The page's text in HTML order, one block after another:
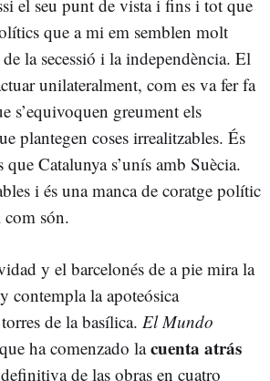
el seu punt de vista i fins i tot que
que a mi em semblen molt
la secessió i la independència. El
unilateralment, com es va fer fa
s’equivoquen greument els
plantegen coses irrealitzables. És
Catalunya s’unís amb Suècia.
i és una manca de coratge polític
com són.
y el barcelonés de a pie mira la
y contempla la apoteósica
de la basílica. El Mundo
ha comenzado lacuenta atrás
de las obras en cuatro